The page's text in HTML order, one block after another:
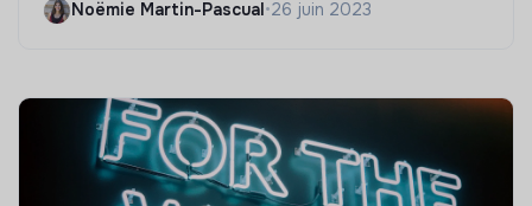
Noëmie Martin-Pascual •26 juin 2023